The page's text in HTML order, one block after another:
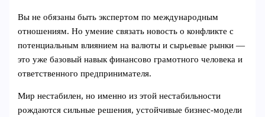
Вы не обязаны быть экспертом по международным
отношениям. Но умение связать новость о конфликте с
потенциальным влиянием на валюты и сырьевые рынки —
это уже базовый навык финансово грамотного человека и
ответственного предпринимателя.
Мир нестабилен, но именно из этой нестабильности
рождаются сильные решения, устойчивые бизнес‑модели